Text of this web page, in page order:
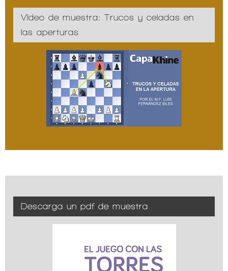
Vídeo de muestra: Trucos y celadas en
las aperturas
Descarga un pdf de muestra